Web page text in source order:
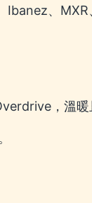
、
，溫暖